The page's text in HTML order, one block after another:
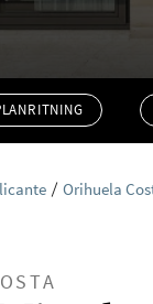
Orihuela